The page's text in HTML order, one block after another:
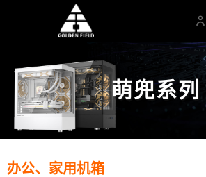
萌兜系列
办公、家用机箱